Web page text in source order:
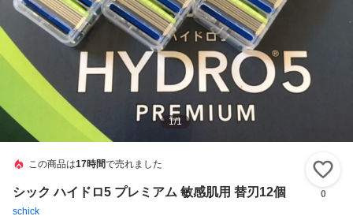
1/1
この商品は17時間で売れました
シック ハイドロ5 プレミアム 敏感肌用 替刃12個
schick
0